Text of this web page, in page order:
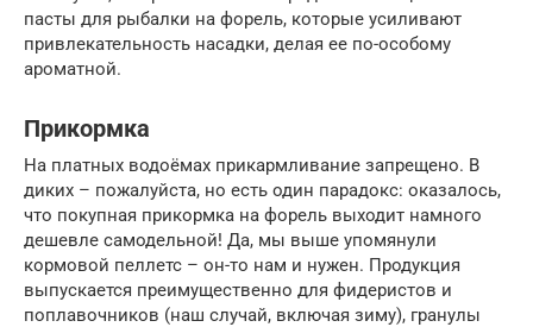
пасты для рыбалки на форель, которые усиливают
привлекательность насадки, делая ее по-особому
ароматной.
Прикормка
На платных водоёмах прикармливание запрещено. В
диких – пожалуйста, но есть один парадокс: оказалось,
что покупная прикормка на форель выходит намного
дешевле самодельной! Да, мы выше упомянули
кормовой пеллетс – он-то нам и нужен. Продукция
выпускается преимущественно для фидеристов и
поплавочников (наш случай, включая зиму), гранулы